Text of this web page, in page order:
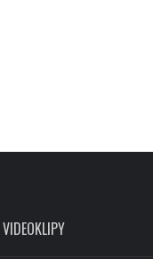
VIDEOKLIPY